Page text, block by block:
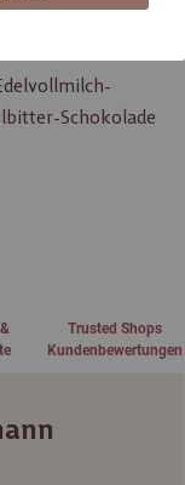
Schokolade
Trusted Shops
Kundenbewertungen